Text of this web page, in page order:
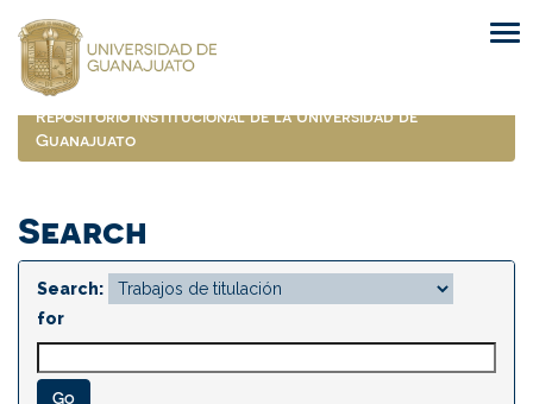
navigation
Repositorio Institucional de la Universidad de
Guanajuato
Search
Search:
for